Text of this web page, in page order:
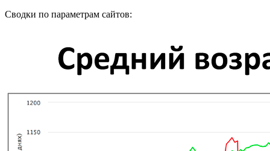
Сводки по параметрам сайтов: